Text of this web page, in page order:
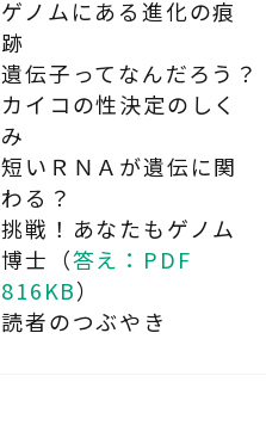
ゲノムにある進化の痕
跡
遺伝子ってなんだろう？
カイコの性決定のしく
み
短いＲＮＡが遺伝に関
わる？
挑戦！あなたもゲノム
博士（答え：PDF
816KB）
読者のつぶやき